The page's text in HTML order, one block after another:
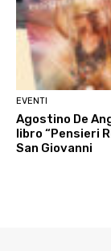
EVENTI
Agostino De
libro “Pensieri
San Giovanni